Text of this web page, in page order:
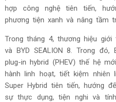
hợp công nghệ tiên tiến,
phương tiện xanh và nâng tầm
Trong tháng 4, thương hiệu giới
và BYD SEALION 8. Trong đó,
plug-in hybrid (PHEV) thế hệ
hành linh hoạt, tiết kiệm nhiên
Super Hybrid tiên tiến, hướng
sự thực dụng, tiện nghi và